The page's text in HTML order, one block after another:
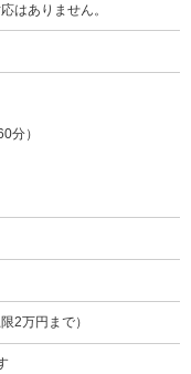
ありません。
分）
2万円まで）